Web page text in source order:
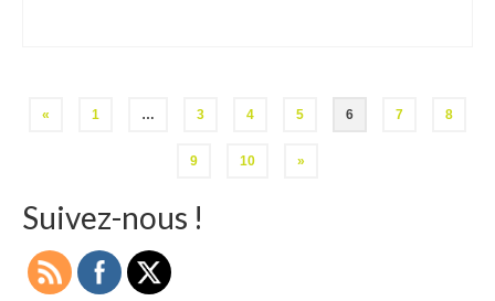
Pagination
publications
« 1 … 3 4 5 6 7 8
9 10 »
Suivez-nous !